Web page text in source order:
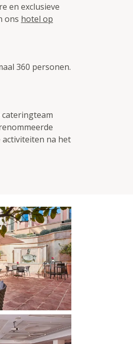
en exclusieve
ons hotel op
360 personen.
activiteiten na het